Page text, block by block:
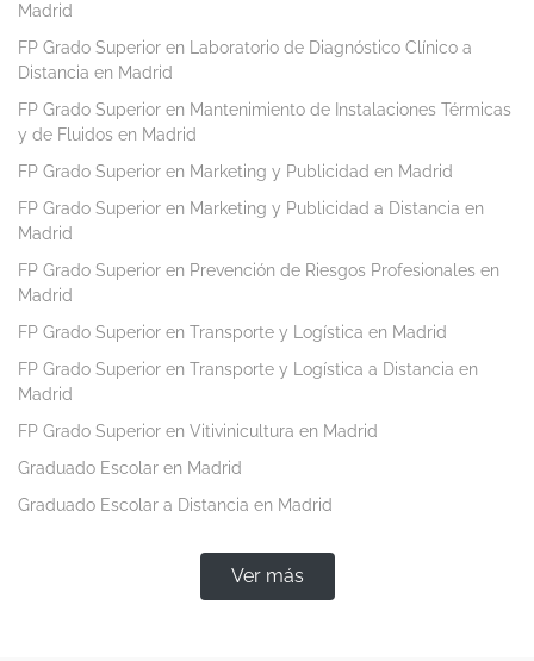
Madrid
FP Grado Superior en Laboratorio de Diagnóstico Clínico a
Distancia en Madrid
FP Grado Superior en Mantenimiento de Instalaciones Térmicas
y de Fluidos en Madrid
FP Grado Superior en Marketing y Publicidad en Madrid
FP Grado Superior en Marketing y Publicidad a Distancia en
Madrid
FP Grado Superior en Prevención de Riesgos Profesionales en
Madrid
FP Grado Superior en Transporte y Logística en Madrid
FP Grado Superior en Transporte y Logística a Distancia en
Madrid
FP Grado Superior en Vitivinicultura en Madrid
Graduado Escolar en Madrid
Graduado Escolar a Distancia en Madrid
Ver más